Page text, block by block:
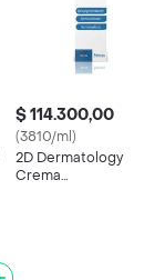
$ 114.300,00
(3810/ml)
2D Dermatology
Crema